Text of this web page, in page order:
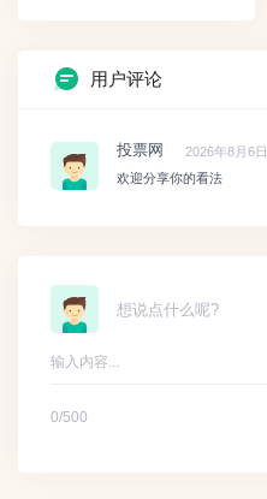
用户评论
投票网
2026年8月6日
欢迎分享你的看法
想说点什么呢?
0/500